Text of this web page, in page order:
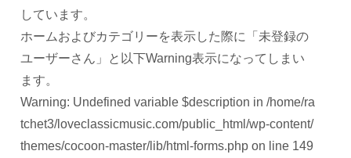
しています。
ホームおよびカテゴリーを表示した際に「未登録の
ユーザーさん」と以下Warning表示になってしまい
ます。
Warning: Undefined variable $description in /home/ra
tchet3/loveclassicmusic.com/public_html/wp-content/
themes/cocoon-master/lib/html-forms.php on line 149